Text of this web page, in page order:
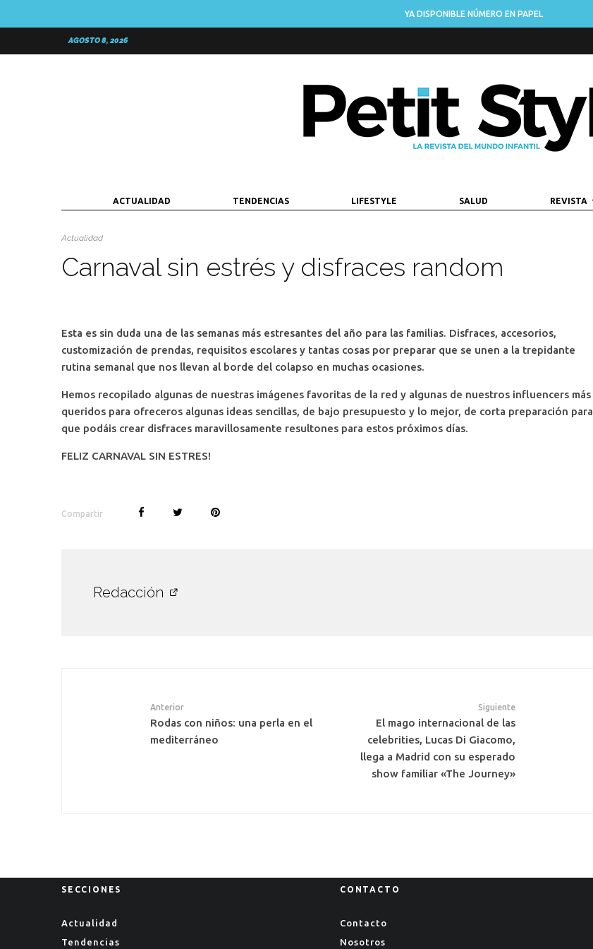
YA DISPONIBLE NÚMERO EN PAPEL
AGOSTO 8, 2026
ACTUALIDAD TENDENCIAS LIFESTYLE SALUD REVISTA
Actualidad
Carnaval sin estrés y disfraces random
Esta es sin duda una de las semanas más estresantes del año para las familias. Disfraces, accesorios,
customización de prendas, requisitos escolares y tantas cosas por preparar que se unen a la trepidante
rutina semanal que nos llevan al borde del colapso en muchas ocasiones.
Hemos recopilado algunas de nuestras imágenes favoritas de la red y algunas de nuestros influencers más
queridos para ofreceros algunas ideas sencillas, de bajo presupuesto y lo mejor, de corta preparación para
que podáis crear disfraces maravillosamente resultones para estos próximos días.
FELIZ CARNAVAL SIN ESTRES!
Compartir
Redacción
Anterior
Rodas con niños: una perla en el
mediterráneo
Siguiente
El mago internacional de las
celebrities, Lucas Di Giacomo,
llega a Madrid con su esperado
show familiar «The Journey»
SECCIONES
Actualidad
Tendencias
CONTACTO
Contacto
Nosotros